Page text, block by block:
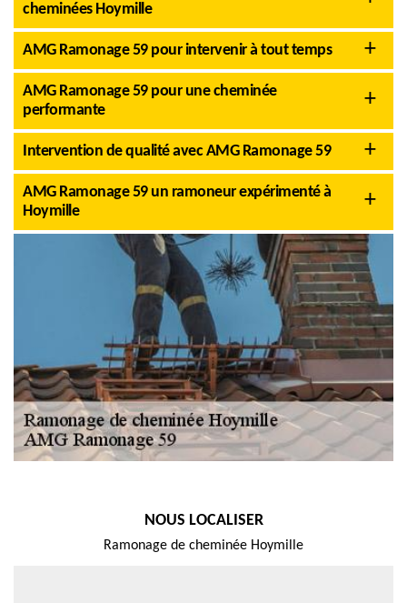
cheminées Hoymille
AMG Ramonage 59 pour intervenir à tout temps
AMG Ramonage 59 pour une cheminée
performante
Intervention de qualité avec AMG Ramonage 59
AMG Ramonage 59 un ramoneur expérimenté à
Hoymille
NOUS LOCALISER
Ramonage de cheminée Hoymille